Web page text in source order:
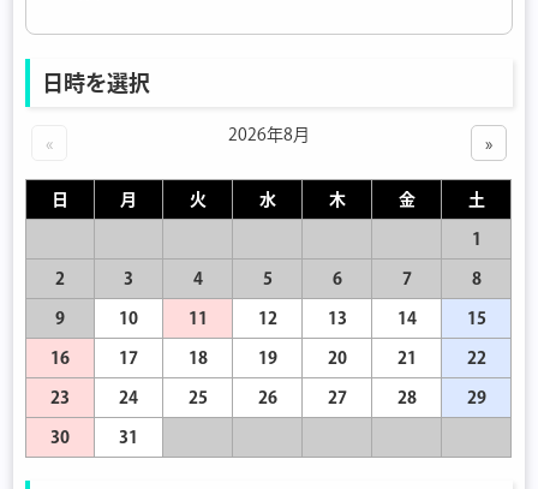
日時を選択
«
2026年8月
»
日 月 火 水 木 金 土
1
2 3 4 5 6 7 8
9 10 11 12 13 14 15
16 17 18 19 20 21 22
23 24 25 26 27 28 29
30 31